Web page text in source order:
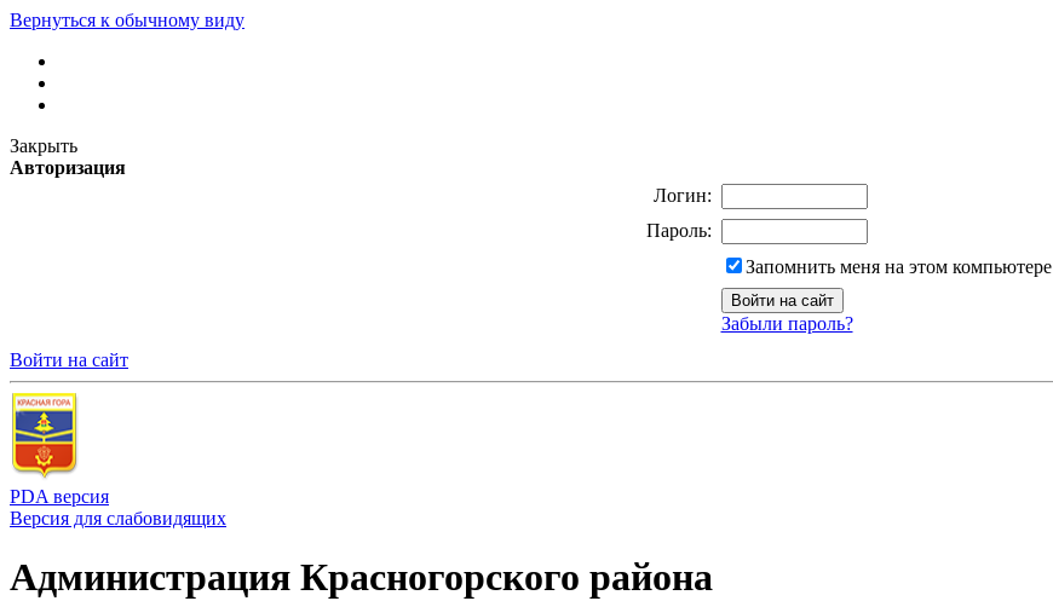
Вернуться к обычному виду
Закрыть
Авторизация
Логин:
Пароль:
Запомнить меня на этом компьютере
Забыли пароль?
Войти на сайт
PDA версия
Версия для слабовидящих
Администрация Красногорского района